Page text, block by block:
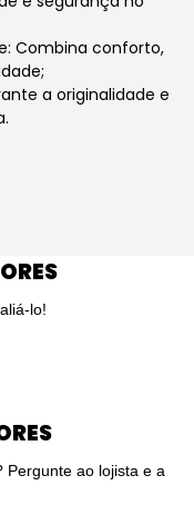
Combina conforto,
a originalidade e
lo!
Pergunte ao lojista e a